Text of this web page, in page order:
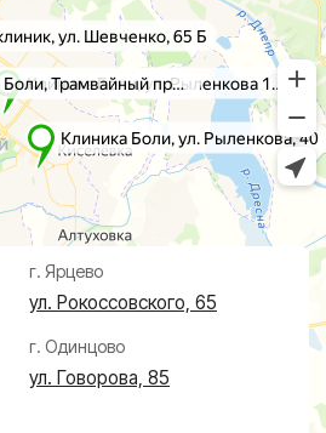
УЗИ
Чек-Апы
О клинике
Акции
Врачи
Новости
Пациентам
Социальные проекты
Справки